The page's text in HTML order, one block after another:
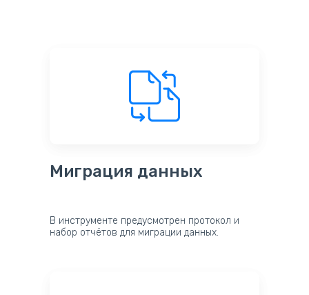
Миграция данных
В инструменте предусмотрен протокол и
набор отчётов для миграции данных.